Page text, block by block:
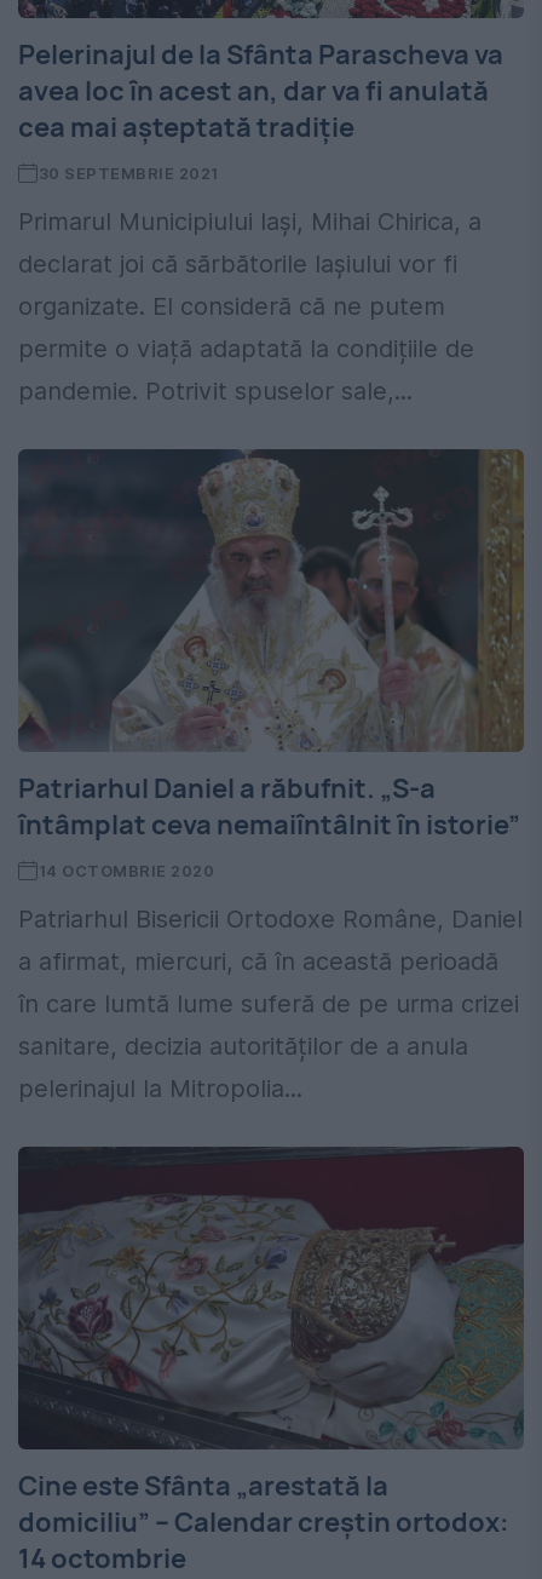
Pelerinajul de la Sfânta Parascheva va
avea loc în acest an, dar va fi anulată
cea mai așteptată tradiție
30 SEPTEMBRIE 2021
Primarul Municipiului Iaşi, Mihai Chirica, a
declarat joi că sărbătorile Iașiului vor fi
organizate. El consideră că ne putem
permite o viață adaptată la condițiile de
pandemie. Potrivit spuselor sale,...
Patriarhul Daniel a răbufnit. „S-a
întâmplat ceva nemaiîntâlnit în istorie”
14 OCTOMBRIE 2020
Patriarhul Bisericii Ortodoxe Române, Daniel
a afirmat, miercuri, că în această perioadă
în care lumtă lume suferă de pe urma crizei
sanitare, decizia autorităților de a anula
pelerinajul la Mitropolia...
Cine este Sfânta „arestată la
domiciliu” – Calendar creștin ortodox:
14 octombrie